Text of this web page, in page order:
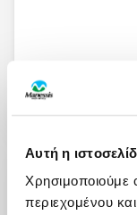
Αυτή η
Χρησιμοποιούμε
περιεχομένου
ΑΤΟΜΙΚΟ
ΜΟΜΠΑΣΑ